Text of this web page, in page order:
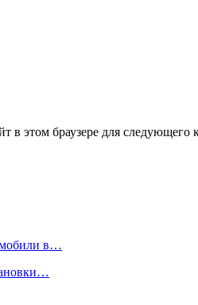
в этом браузере для следующего
в…